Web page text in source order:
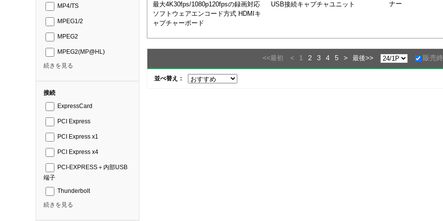
MP4/TS
MPEG1/2
MPEG2
MPEG2(MP@HL)
続きを見る
接続
ExpressCard
PCI Express
PCI Express x1
PCI Express x4
PCI-EXPRESS＋内部USB
端子
Thunderbolt
続きを見る
最大4K30fps/1080p120fpsの録画対応
ソフトウェアエンコード方式 HDMIキ
ャプチャーボード
USB接続キャプチャユニット
ナー
<<最初 < 1 2 3 4 5 > 最後>> 販売
並べ替え：